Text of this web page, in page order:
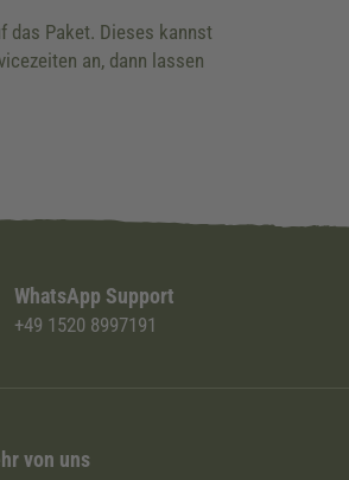
das Paket. Dieses kannst
an, dann lassen
WhatsApp Support
+49 1520 8997191
von uns